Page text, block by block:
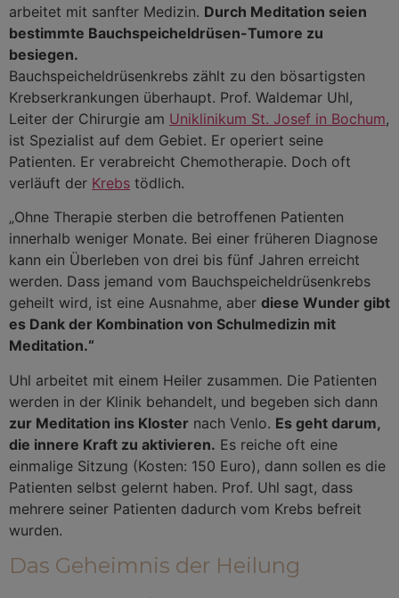
arbeitet mit sanfter Medizin. Durch Meditation seien
bestimmte Bauchspeicheldrüsen-Tumore zu
besiegen.
Bauchspeicheldrüsenkrebs zählt zu den bösartigsten
Krebserkrankungen überhaupt. Prof. Waldemar Uhl,
Leiter der Chirurgie am Uniklinikum St. Josef in Bochum,
ist Spezialist auf dem Gebiet. Er operiert seine
Patienten. Er verabreicht Chemotherapie. Doch oft
verläuft der Krebs tödlich.
„Ohne Therapie sterben die betroffenen Patienten
innerhalb weniger Monate. Bei einer früheren Diagnose
kann ein Überleben von drei bis fünf Jahren erreicht
werden. Dass jemand vom Bauchspeicheldrüsenkrebs
geheilt wird, ist eine Ausnahme, aber diese Wunder gibt
es Dank der Kombination von Schulmedizin mit
Meditation.“
Uhl arbeitet mit einem Heiler zusammen. Die Patienten
werden in der Klinik behandelt, und begeben sich dann
zur Meditation ins Kloster nach Venlo. Es geht darum,
die innere Kraft zu aktivieren. Es reiche oft eine
einmalige Sitzung (Kosten: 150 Euro), dann sollen es die
Patienten selbst gelernt haben. Prof. Uhl sagt, dass
mehrere seiner Patienten dadurch vom Krebs befreit
wurden.
Das Geheimnis der Heilung